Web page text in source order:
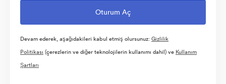
Devam ederek, aşağıdakileri kabul etmiş olursunuz:Gizlilik
Politikası (çerezlerin ve diğer teknolojilerin kullanımı dahil) ve Kullanım
Şartları